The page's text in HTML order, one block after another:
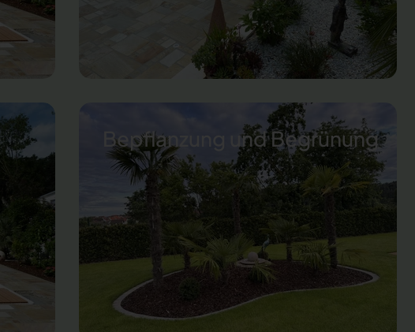
Bepflanzung und Begrünung